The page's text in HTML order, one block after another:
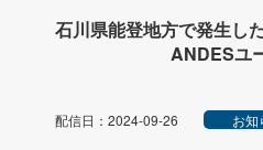
石川県能登地方で発生し
ANDESユ
配信日：2024-09-26 お知